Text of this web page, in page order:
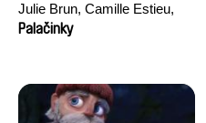
Julie Brun, Camille Estieu,
Jiamin Peng
Palačinky